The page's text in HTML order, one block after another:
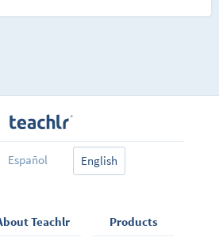
que desee alcanzar el éxito.
Español English
Teachlr Products